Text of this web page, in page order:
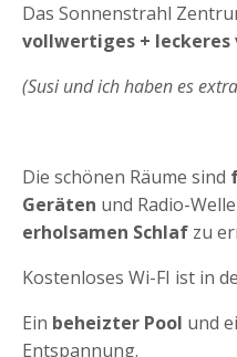
Das Sonnenstrahl
vollwertiges + leckeres
(Susi und ich haben es
Die schönen Räume sind
Geräten und Radio-
erholsamen Schlaf zu
Kostenloses Wi-FI ist in
Ein beheizter Pool und
Entspannung.